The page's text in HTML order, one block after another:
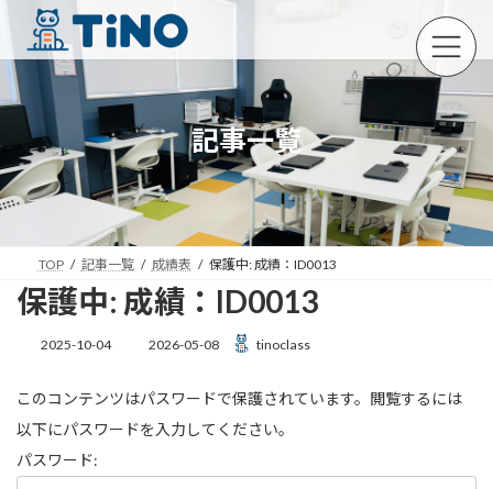
ン
ツ
ス
キ
ッ
プ
ー
シ
ン
に
移
動
記事一覧
TOP 記事一覧 成績表 保護中: 成績：ID0013
保護中: 成績：ID0013
2025-10-04
最
新
日
時
2026-05-08 tinoclass
このコンテンツはパスワードで保護されています。閲覧するには
以下にパスワードを入力してください。
パスワード: